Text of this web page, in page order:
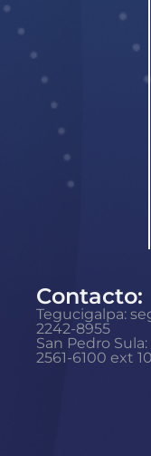
Contacto:
Tegucigalpa:
2242-8955
San Pedro
2561-6100 ext